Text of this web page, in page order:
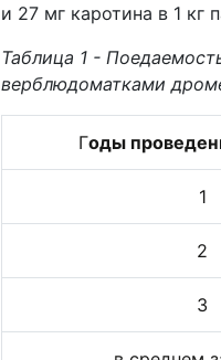
и 27 мг каротина в 1 кг
Таблица 1 -
верблюдоматками
Годы
1
2
3